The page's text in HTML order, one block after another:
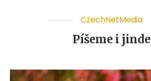
CzechNetMedia
Píšeme i jinde